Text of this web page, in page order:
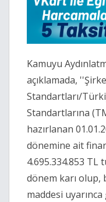
Kamuyu
açıklamada,
Standartları/
Standartlarına
hazırlanan
dönemine ait
4.695.334.853 TL
dönem karı olup,
maddesi